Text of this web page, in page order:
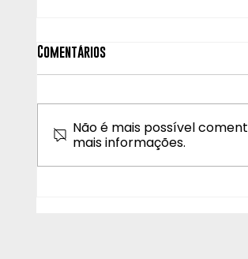
Comentários
Não é mais possível
mais informações.